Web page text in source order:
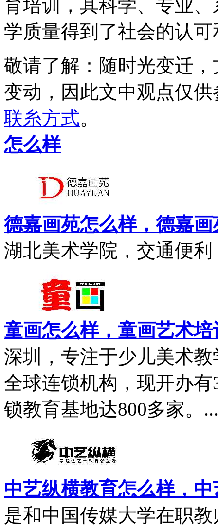
育培训，其科学、专业
学质量得到了社会的认
敬请了解 ：随时光变迁
变动，因此文中观点仅供
联糸方式。
怎么样
德嘉画苑怎么样，德嘉
湖北美术学院，交通便
童画怎么样，童画艺术
深圳，专注于少儿美术
全球连锁机构，现开办
锁教育基地达800多家。...
中艺纵横教育怎么样，
是和中国传媒大学在职